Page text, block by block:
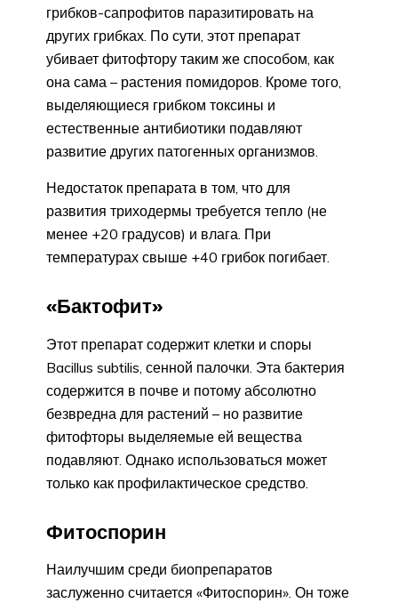
грибков-сапрофитов паразитировать на
других грибках. По сути, этот препарат
убивает фитофтору таким же способом, как
она сама – растения помидоров. Кроме того,
выделяющиеся грибком токсины и
естественные антибиотики подавляют
развитие других патогенных организмов.
Недостаток препарата в том, что для
развития триходермы требуется тепло (не
менее +20 градусов) и влага. При
температурах свыше +40 грибок погибает.
«Бактофит»
Этот препарат содержит клетки и споры
Bacillus subtilis, сенной палочки. Эта бактерия
содержится в почве и потому абсолютно
безвредна для растений – но развитие
фитофторы выделяемые ей вещества
подавляют. Однако использоваться может
только как профилактическое средство.
Фитоспорин
Наилучшим среди биопрепаратов
заслуженно считается «Фитоспорин». Он тоже